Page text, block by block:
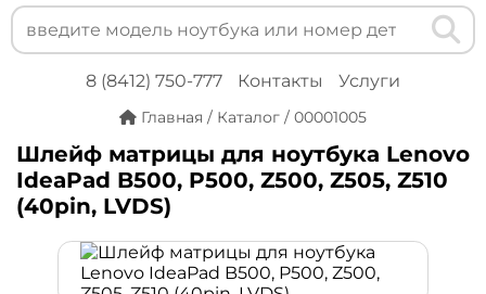
8 (8412) 750-777 Контакты Услуги
Главная / Каталог / 00001005
Шлейф матрицы для ноутбука Lenovo
IdeaPad B500, P500, Z500, Z505, Z510
(40pin, LVDS)